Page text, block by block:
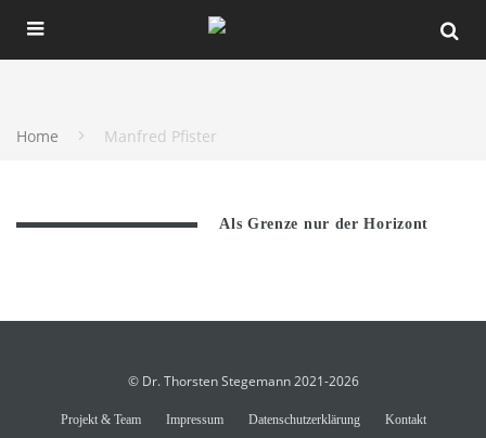
Home Manfred Pfister
Als Grenze nur der Horizont
© Dr. Thorsten Stegemann 2021-2026
Projekt & Team Impressum Datenschutzerklärung
Kontakt